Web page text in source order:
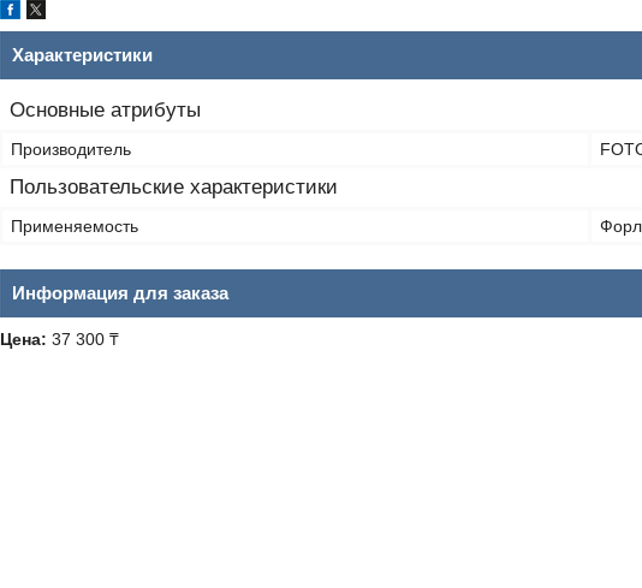
Характеристики
Основные атрибуты
Производитель
Пользовательские характеристики
Применяемость
Информация для заказа
Цена: 37 300 ₸